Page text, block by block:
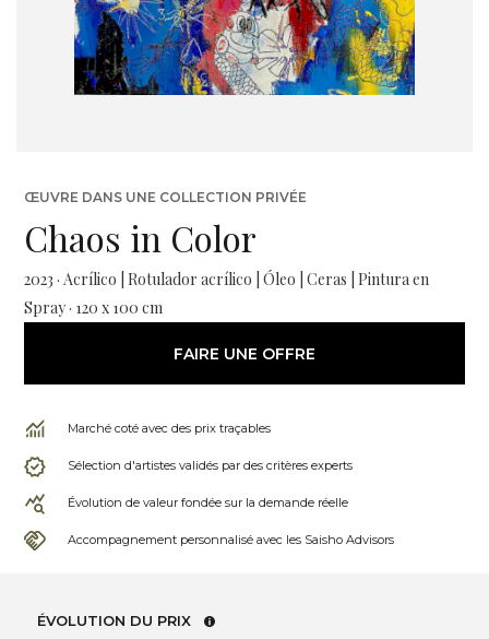
ŒUVRE DANS UNE COLLECTION PRIVÉE
Chaos in Color
2023 · Acrílico | Rotulador acrílico | Óleo | Ceras | Pintura en
Spray · 120 x 100 cm
FAIRE UNE OFFRE
Marché coté avec des prix traçables
Sélection d'artistes validés par des critères experts
Évolution de valeur fondée sur la demande réelle
Accompagnement personnalisé avec les Saisho Advisors
ÉVOLUTION DU PRIX